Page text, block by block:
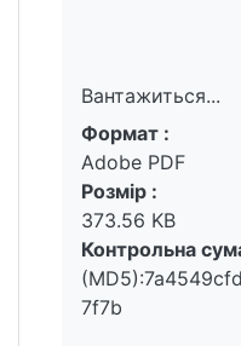
у глядача. Такий
багатошаровість
в сучасному
перспективи
мовної складової
Вантажиться...
Вантажиться...
Формат :
Adobe PDF
Розмір :
373.56 KB
Контрольна
7f7b